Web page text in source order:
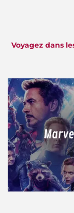
Voyagez dans